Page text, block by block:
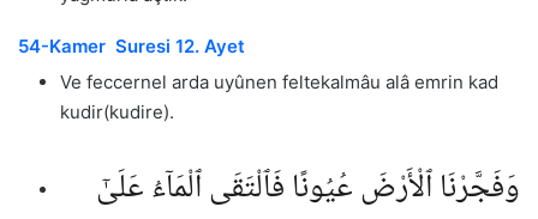
54-Kamer Suresi 12. Ayet
Ve feccernel arda uyûnen feltekalmâu alâ emrin kad
kudir(kudire).
وَفَجَّرْنَا ٱلْأَرْضَ عُيُونًا فَٱلْتَقَى ٱلْمَآءُ عَلَىٰٓ